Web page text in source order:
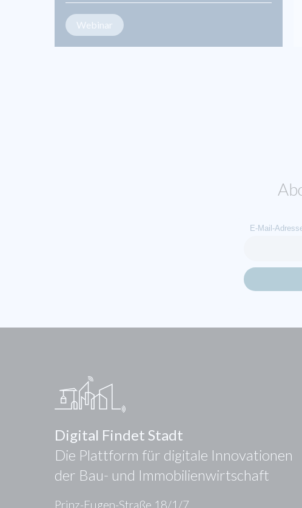
Webinar
E-Mail-
Digital Findet Stadt
Die Plattform für digitale Innovationen
der Bau- und Immobilienwirtschaft
Prinz-Eugen-Straße 18/1/7